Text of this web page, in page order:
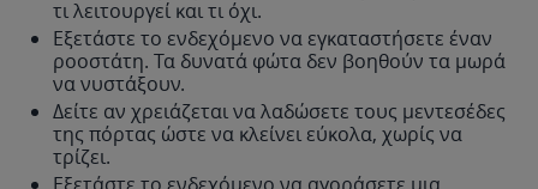
τι λειτουργεί και τι όχι.
Εξετάστε το ενδεχόμενο να εγκαταστήσετε έναν
ροοστάτη. Τα δυνατά φώτα δεν βοηθούν τα μωρά
να νυστάξουν.
Δείτε αν χρειάζεται να λαδώσετε τους μεντεσέδες
της πόρτας ώστε να κλείνει εύκολα, χωρίς να
τρίζει.